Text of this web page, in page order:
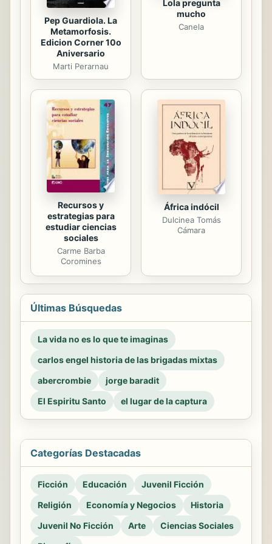
Pep Guardiola. La
Metamorfosis.
Edicion Corner 10o
Aniversario
Marti Perarnau
Lola pregunta
mucho
Canela
Recursos y
estrategias para
estudiar ciencias
sociales
Carme Barba
Coromines
África indócil
Dulcinea Tomás
Cámara
Últimas Búsquedas
La vida no es lo que te imaginas
carlos engel historia de las brigadas mixtas
abercrombie
jorge baradit
El Espiritu Santo
el lugar de la captura
Categorías Destacadas
Ficción Educación
Juvenil Ficción
Religión
Economía y Negocios
Historia
Juvenil No Ficción
Arte
Ciencias Sociales